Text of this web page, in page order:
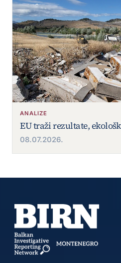
ANALIZE
EU traži rezultate,
08.07.2026.